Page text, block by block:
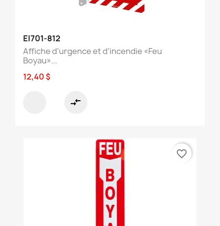
EI701-812
Affiche d’urgence et d’incendie «Feu
Boyau»...
12,40 $
compare_arrows
favorite_border